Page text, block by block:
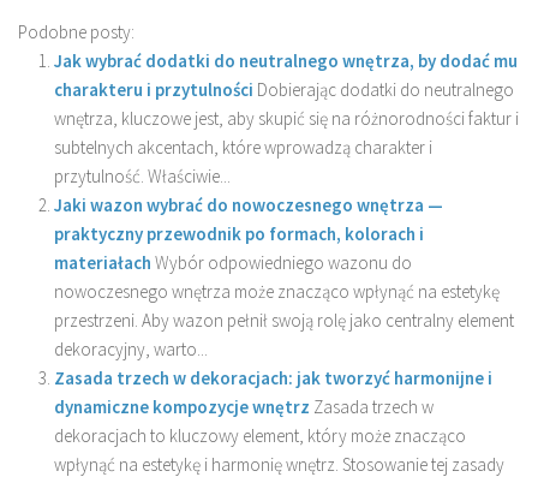
Podobne posty:
Jak wybrać dodatki do neutralnego wnętrza, by dodać mu
charakteru i przytulności Dobierając dodatki do neutralnego
wnętrza, kluczowe jest, aby skupić się na różnorodności faktur i
subtelnych akcentach, które wprowadzą charakter i
przytulność. Właściwie...
Jaki wazon wybrać do nowoczesnego wnętrza —
praktyczny przewodnik po formach, kolorach i
materiałach Wybór odpowiedniego wazonu do
nowoczesnego wnętrza może znacząco wpłynąć na estetykę
przestrzeni. Aby wazon pełnił swoją rolę jako centralny element
dekoracyjny, warto...
Zasada trzech w dekoracjach: jak tworzyć harmonijne i
dynamiczne kompozycje wnętrz Zasada trzech w
dekoracjach to kluczowy element, który może znacząco
wpłynąć na estetykę i harmonię wnętrz. Stosowanie tej zasady